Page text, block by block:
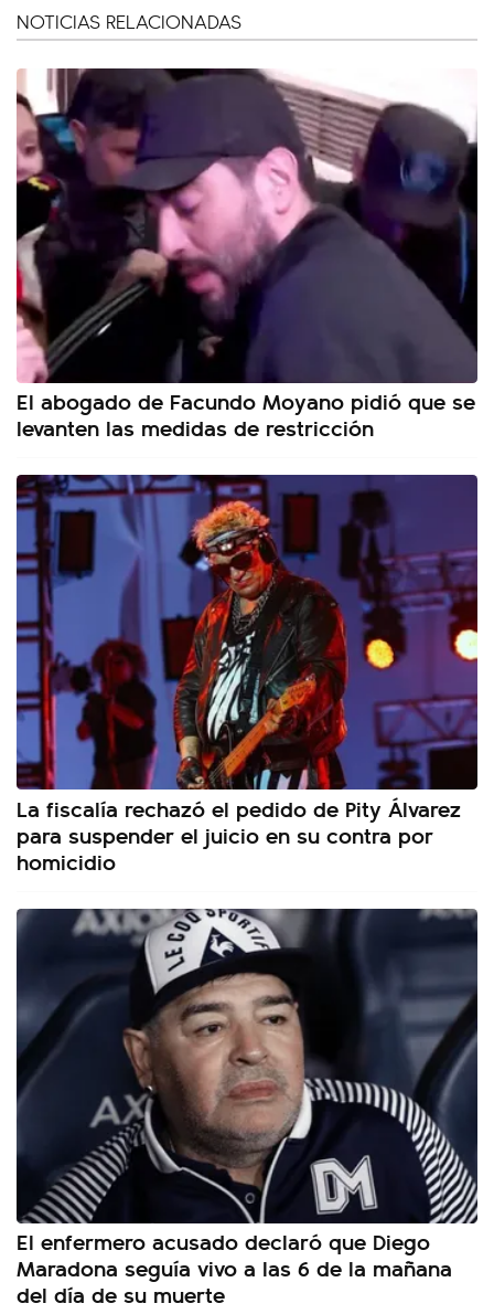
NOTICIAS RELACIONADAS
El abogado de Facundo Moyano pidió que se
levanten las medidas de restricción
La fiscalía rechazó el pedido de Pity Álvarez
para suspender el juicio en su contra por
homicidio
El enfermero acusado declaró que Diego
Maradona seguía vivo a las 6 de la mañana
del día de su muerte